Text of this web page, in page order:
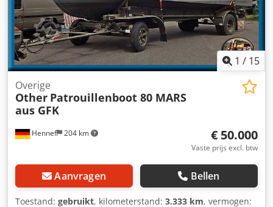
1 / 15
Hennef 204 km
Overige
Other Patrouillenboot 80 MARS
aus GFK
€ 50.000
Vaste prijs excl. btw
Aanvragen Bellen
Toestand: gebruikt, kilometerstand: 3.333 km, vermogen: